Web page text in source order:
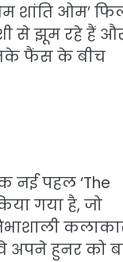
शांति ओम’
से झूम रहे हैं
फैंस के बीच
पहल ‘The
गया है, जो
अपने हुनर को